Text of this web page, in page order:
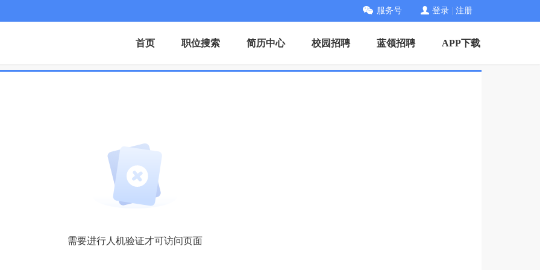
服务号 登录 注册
首页 职位搜索 简历中心 校园招聘 蓝领招聘 APP下载
需要进行人机验证才可访问页面